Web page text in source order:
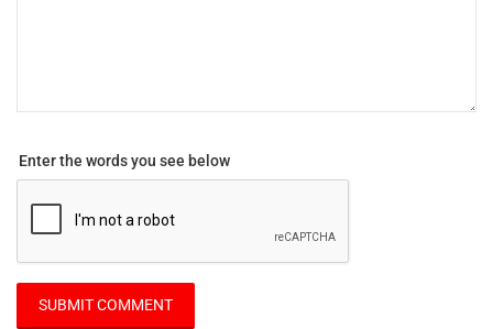
Enter the words you see below